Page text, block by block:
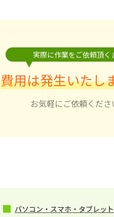
実際に作業をご依頼頂く
費用は発生いたし
お気軽にご依頼くださ
パソコン・スマホ・タブレッ